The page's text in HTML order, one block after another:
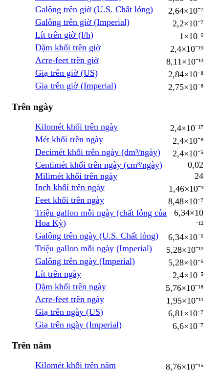
Galông trên giờ (U.S. Chất lỏng)
2,64×10⁻⁷
Galông trên giờ (Imperial)
2,2×10⁻⁷
Lít trên giờ (l/h)
1×10⁻⁶
Dặm khối trên giờ
2,4×10⁻¹⁹
Acre-feet trên giờ
8,11×10⁻¹³
Giạ trên giờ (US)
2,84×10⁻⁸
Giạ trên giờ (Imperial)
2,75×10⁻⁸
Trên ngày
Kilomét khối trên ngày
2,4×10⁻¹⁷
Mét khối trên ngày
2,4×10⁻⁸
Decimét khối trên ngày (dm³/ngày)
2,4×10⁻⁵
Centimét khối trên ngày (cm³/ngày)
0,02
Milimét khối trên ngày
24
Inch khối trên ngày
1,46×10⁻³
Feet khối trên ngày
8,48×10⁻⁷
Triệu gallon mỗi ngày (chất lỏng của
Hoa Kỳ)
6,34×10
⁻¹²
Galông trên ngày (U.S. Chất lỏng)
6,34×10⁻⁶
Triệu gallon mỗi ngày (Imperial)
5,28×10⁻¹²
Galông trên ngày (Imperial)
5,28×10⁻⁶
Lít trên ngày
2,4×10⁻⁵
Dặm khối trên ngày
5,76×10⁻¹⁸
Acre-feet trên ngày
1,95×10⁻¹¹
Giạ trên ngày (US)
6,81×10⁻⁷
Giạ trên ngày (Imperial)
6,6×10⁻⁷
Trên năm
Kilomét khối trên năm 8,76×10⁻¹⁵